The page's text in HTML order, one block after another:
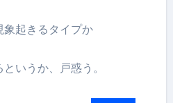
起きるタイプか
いうか、戸惑う。